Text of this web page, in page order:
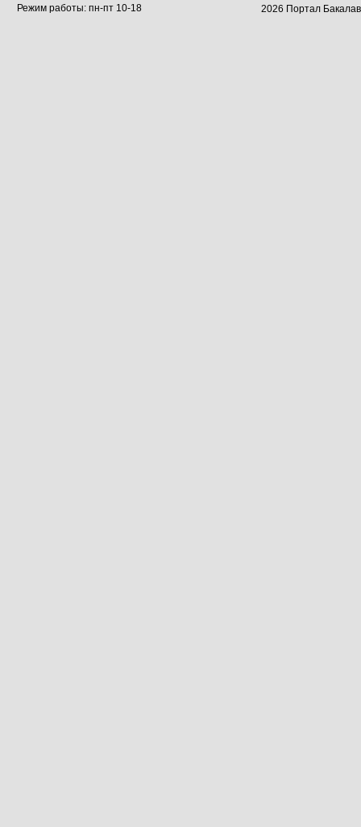
Режим работы: пн-пт 10-18
2026 Портал